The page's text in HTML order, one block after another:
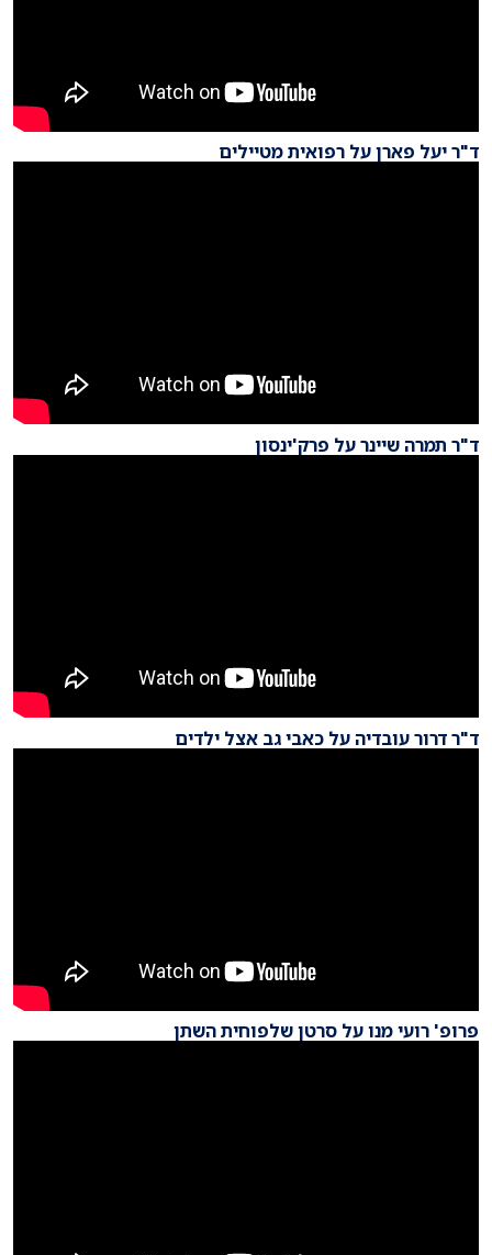
ד"ר יעל פארן על רפואית מטיילים
ד"ר תמרה שיינר על פרק'ינסון
ד"ר דרור עובדיה על כאבי גב אצל ילדים
פרופ' רועי מנו על סרטן שלפוחית השתן